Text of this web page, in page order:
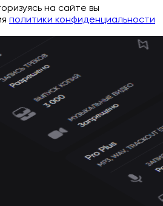
на сайте вы
политики конфиденциальности